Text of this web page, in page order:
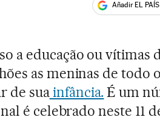
Añadir EL
a educação ou vítimas
as meninas de todo o
de suainfância. É um
é celebrado neste 11